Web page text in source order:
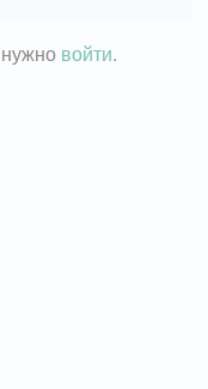
войти.